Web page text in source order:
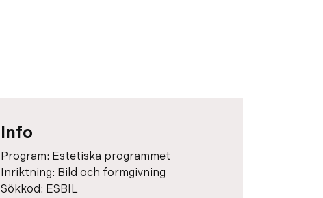
Info
Program: Estetiska programmet
Inriktning: Bild och formgivning
Sökkod: ESBIL